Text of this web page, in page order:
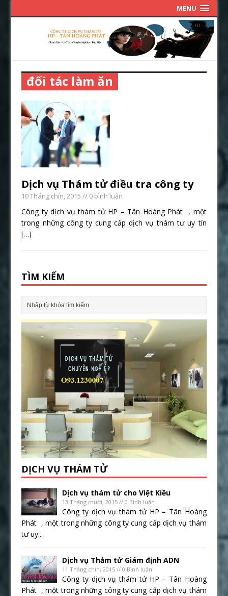
MENU
đối tác làm ăn
Dịch vụ Thám tử điều tra công ty
10 Tháng chín, 2015 // 0 bình luận
Công ty dịch vụ thám tử HP – Tân Hoàng Phát , một
trong những công ty cung cấp dịch vụ thám tư uy tín
[…]
TÌM KIẾM
DỊCH VỤ THÁM TỬ
Dịch vụ thám tử cho Việt Kiều
13 Tháng mười, 2015 // 0 Bình luận
Công ty dịch vụ thám tử HP – Tân Hoàng
Phát , một trong những công ty cung cấp dịch vụ thám
tư uy...
Dịch vụ Thảm tử Giám định ADN
11 Tháng chín, 2015 // 0 Bình luận
Công ty dịch vụ thám tử HP – Tân Hoàng
Phát , một trong những công ty cung cấp dịch vụ thám